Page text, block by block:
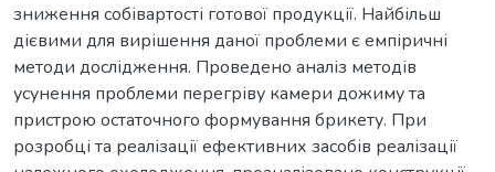
зниження собівартості готової продукції. Найбільш
дієвими для вирішення даної проблеми є емпіричні
методи дослідження. Проведено аналіз методів
усунення проблеми перегріву камери дожиму та
пристрою остаточного формування брикету. При
розробці та реалізації ефективних засобів реалізації